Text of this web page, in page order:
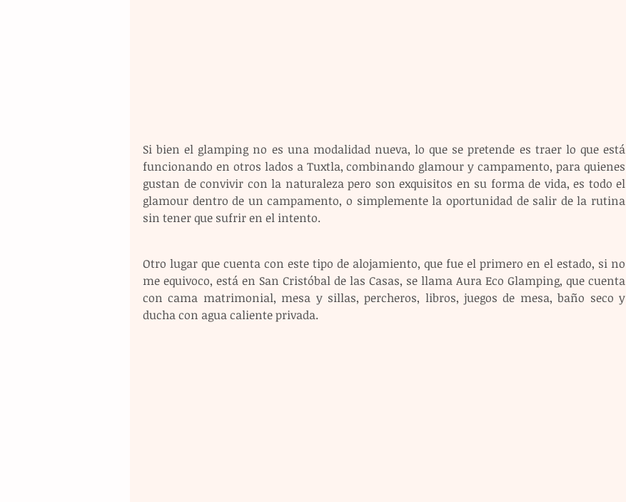
Si bien el glamping no es una modalidad nueva, lo que se pretende es traer lo que está
funcionando en otros lados a Tuxtla, combinando glamour y campamento, para quienes
gustan de convivir con la naturaleza pero son exquisitos en su forma de vida, es todo el
glamour dentro de un campamento, o simplemente la oportunidad de salir de la rutina
sin tener que sufrir en el intento.
Otro lugar que cuenta con este tipo de alojamiento, que fue el primero en el estado, si no
me equivoco, está en San Cristóbal de las Casas, se llama Aura Eco Glamping, que cuenta
con cama matrimonial, mesa y sillas, percheros, libros, juegos de mesa, baño seco y
ducha con agua caliente privada.